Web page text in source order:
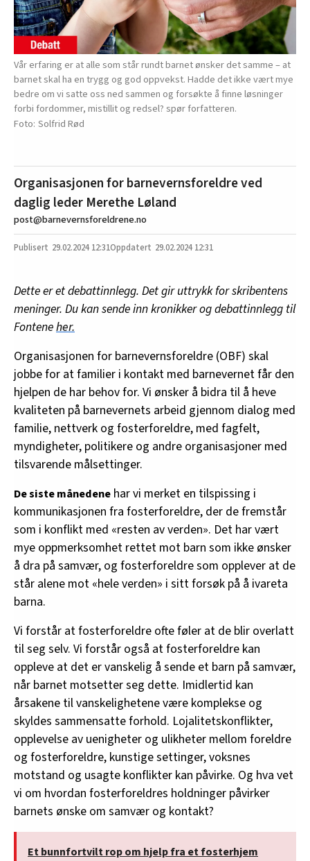
Vår erfaring er at alle som står rundt barnet ønsker det samme – at
barnet skal ha en trygg og god oppvekst. Hadde det ikke vært mye
bedre om vi satte oss ned sammen og forsøkte å finne løsninger
forbi fordommer, mistillit og redsel? spør forfatteren.
Solfrid Rød
Organisasjonen for barnevernsforeldre ved
daglig leder Merethe Løland
post@barnevernsforeldrene.no
29.02.2024 12:31 29.02.2024 12:31
Dette er et debattinnlegg. Det gir uttrykk for skribentens
meninger. Du kan sende inn kronikker og debattinnlegg til
Fonteneher.
Organisasjonen for barnevernsforeldre (OBF) skal
jobbe for at familier i kontakt med barnevernet får den
hjelpen de har behov for. Vi ønsker å bidra til å heve
kvaliteten på barnevernets arbeid gjennom dialog med
familie, nettverk og fosterforeldre, med fagfelt,
myndigheter, politikere og andre organisasjoner med
tilsvarende målsettinger.
De siste månedene har vi merket en tilspissing i
kommunikasjonen fra fosterforeldre, der de fremstår
som i konflikt med «resten av verden». Det har vært
mye oppmerksomhet rettet mot barn som ikke ønsker
å dra på samvær, og fosterforeldre som opplever at de
står alene mot «hele verden» i sitt forsøk på å ivareta
barna.
Vi forstår at fosterforeldre ofte føler at de blir overlatt
til seg selv. Vi forstår også at fosterforeldre kan
oppleve at det er vanskelig å sende et barn på samvær,
når barnet motsetter seg dette. Imidlertid kan
årsakene til vanskelighetene være komplekse og
skyldes sammensatte forhold. Lojalitetskonflikter,
opplevelse av uenigheter og ulikheter mellom foreldre
og fosterforeldre, kunstige settinger, voksnes
motstand og usagte konflikter kan påvirke. Og hva vet
vi om hvordan fosterforeldres holdninger påvirker
barnets ønske om samvær og kontakt?
Et bunnfortvilt rop om hjelp fra et fosterhjem